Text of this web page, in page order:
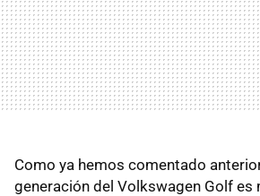
Como ya hemos comentado
generación del Volkswagen Golf es